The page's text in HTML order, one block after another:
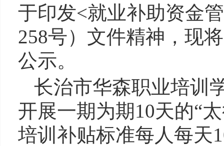
于印发<就业补助资金
258号）文件精神，现
公示。
长治市华森职业培训
开展一期为期10天的“
培训补贴标准每人每天